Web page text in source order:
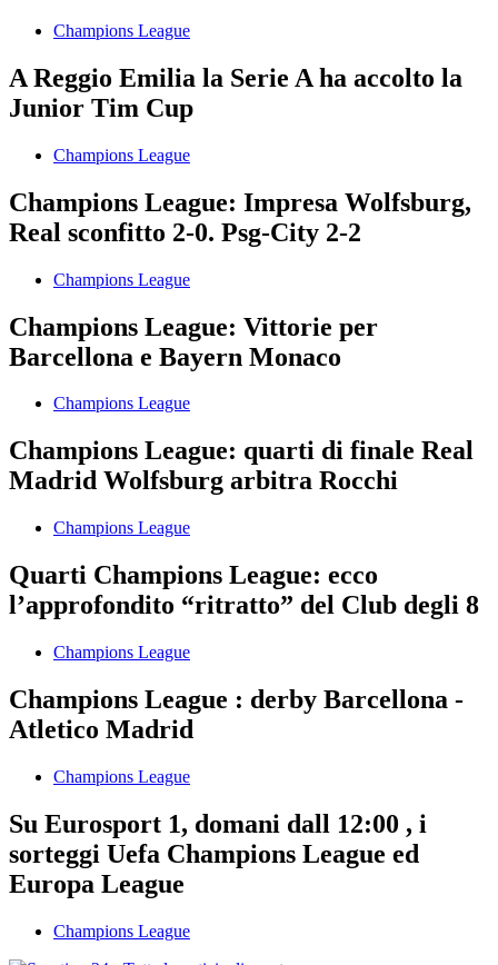
Champions League
A Reggio Emilia la Serie A ha accolto la
Junior Tim Cup
Champions League
Champions League: Impresa Wolfsburg,
Real sconfitto 2-0. Psg-City 2-2
Champions League
Champions League: Vittorie per
Barcellona e Bayern Monaco
Champions League
Champions League: quarti di finale Real
Madrid Wolfsburg arbitra Rocchi
Champions League
Quarti Champions League: ecco
l’approfondito “ritratto” del Club degli 8
Champions League
Champions League : derby Barcellona -
Atletico Madrid
Champions League
Su Eurosport 1, domani dall 12:00 , i
sorteggi Uefa Champions League ed
Europa League
Champions League